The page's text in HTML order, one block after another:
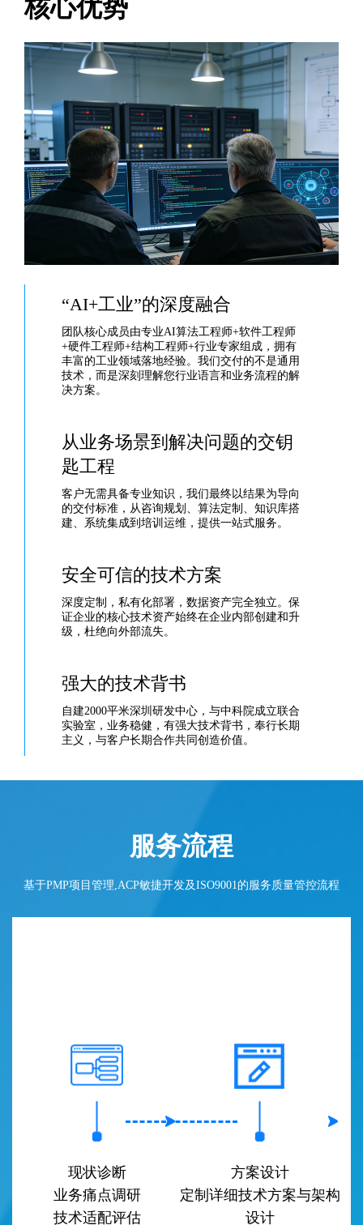
核心优势
“AI+工业”的深度融合
团队核心成员由专业AI算法工程师+软件工程师
+硬件工程师+结构工程师+行业专家组成，拥有
丰富的工业领域落地经验。我们交付的不是通用
技术，而是深刻理解您行业语言和业务流程的解
决方案。
从业务场景到解决问题的交钥
匙工程
客户无需具备专业知识，我们最终以结果为导向
的交付标准，从咨询规划、算法定制、知识库搭
建、系统集成到培训运维，提供一站式服务。
安全可信的技术方案
深度定制，私有化部署，数据资产完全独立。保
证企业的核心技术资产始终在企业内部创建和升
级，杜绝向外部流失。
强大的技术背书
自建2000平米深圳研发中心，与中科院成立联合
实验室，业务稳健，有强大技术背书，奉行长期
主义，与客户长期合作共同创造价值。
服务流程
基于PMP项目管理,ACP敏捷开发及ISO9001的服务质量管控流程
现状诊断
业务痛点调研
技术适配评估
方案设计
定制详细技术方案与架构
设计